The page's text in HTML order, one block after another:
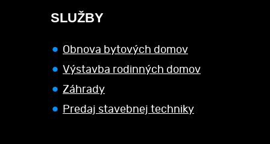
SLUŽBY
Obnova bytových domov
Výstavba rodinných domov
Záhrady
Predaj stavebnej techniky